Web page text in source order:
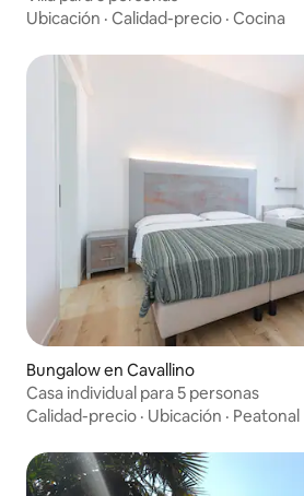
Ubicación · Calidad-precio · Cocina
Bungalow en Cavallino
Casa individual para 5 personas
Calidad-precio · Ubicación · Peatonal